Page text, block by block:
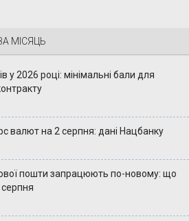
МІСЯЦЬ
у 2026 році: мінімальні бали для
валют на 2 серпня: дані Нацбанку
пошти запрацюють по-новому: що
серпня